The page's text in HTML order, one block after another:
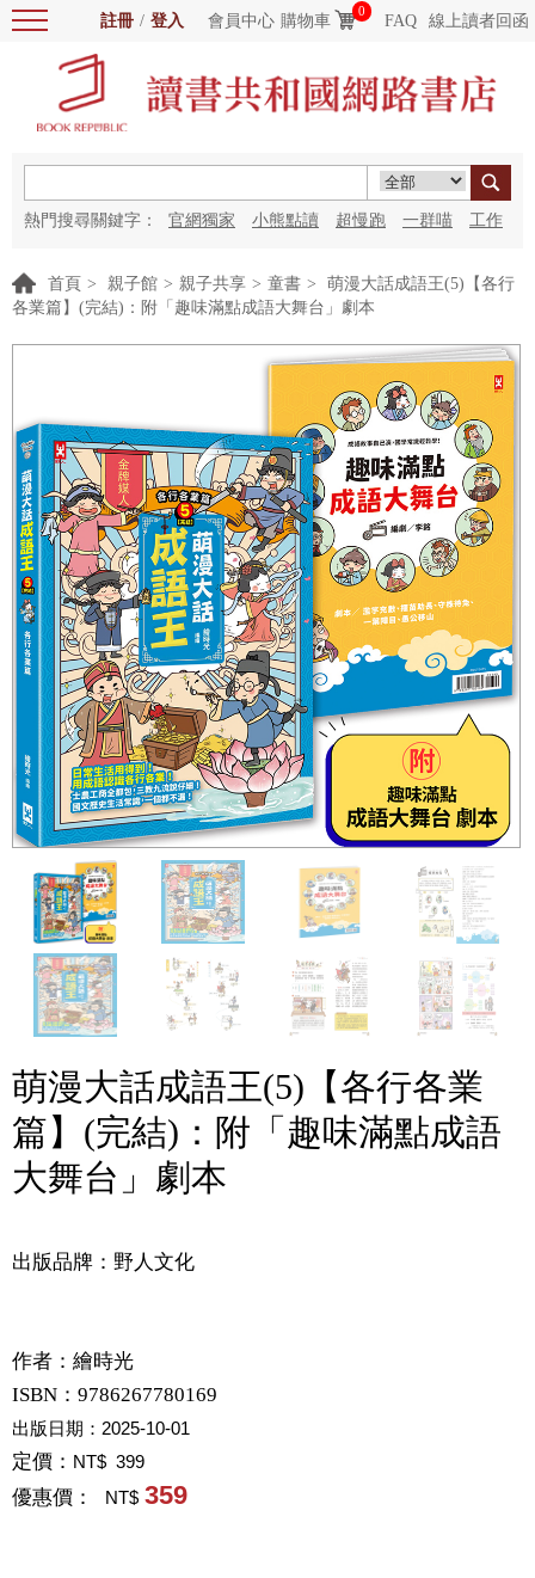
註冊 / 登入 會員中心 購物車
0
FAQ 線上讀者回函
熱門搜尋關鍵字： 官網獨家 小熊點讀 超慢跑 一群喵 工作
首頁 > 親子館 > 親子共享 > 童書 >
萌漫大話成語王(5)【各行
各業篇】(完結)：附「趣味滿點成語大舞台」劇本
萌漫大話成語王(5)【各行各業
篇】(完結)：附「趣味滿點成語
大舞台」劇本
出版品牌：野人文化
作者： 繪時光
ISBN：9786267780169
出版日期： 2025-10-01
定價： NT$ 399
優惠價： NT$ 359